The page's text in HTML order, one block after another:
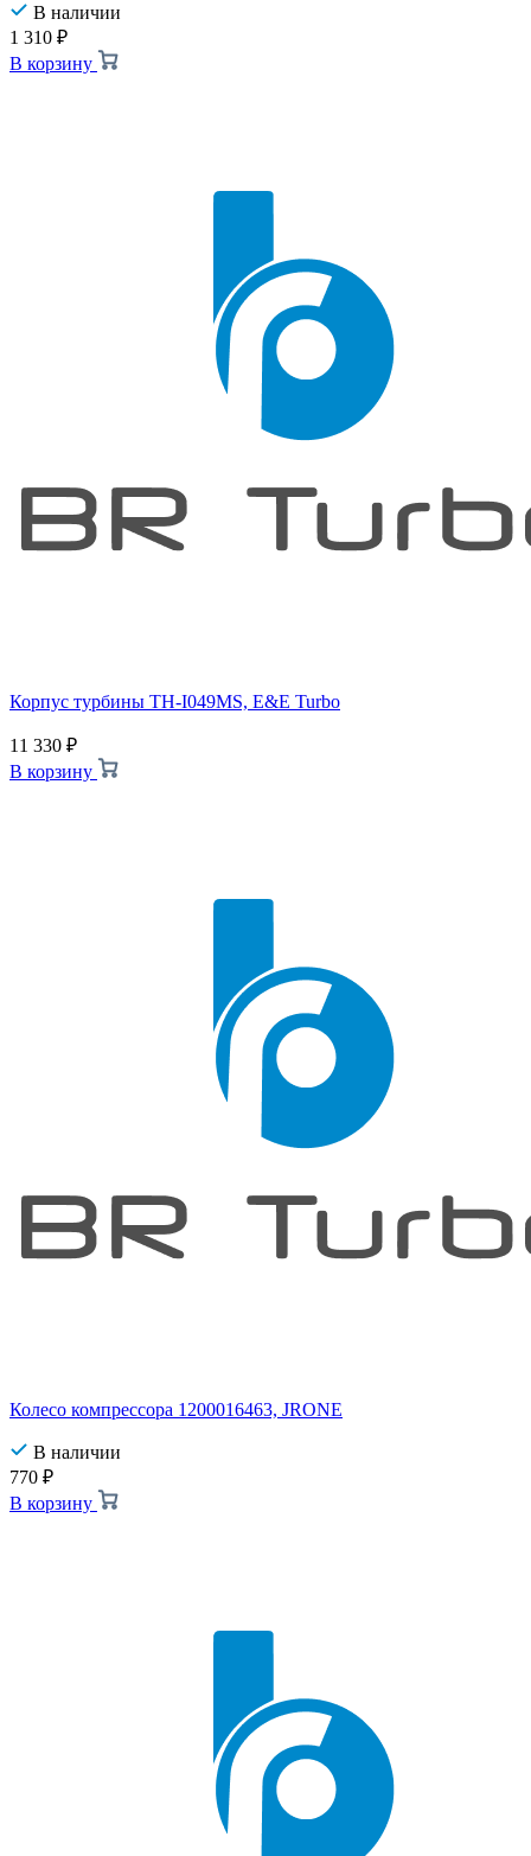
В наличии
1 310 ₽
В корзину
Корпус турбины TH-I049MS, E&E Turbo
11 330 ₽
В корзину
Колесо компрессора 1200016463, JRONE
В наличии
770 ₽
В корзину